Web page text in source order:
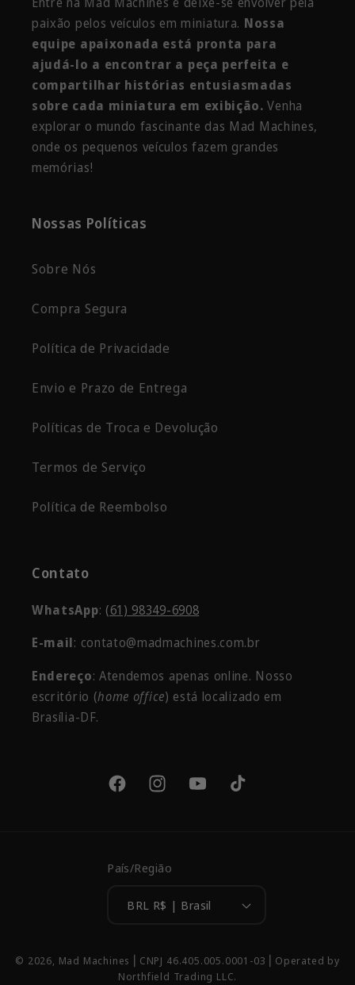
paixão pelos veículos em miniatura. Nossa
equipe apaixonada está pronta para
ajudá-lo a encontrar a peça perfeita e
compartilhar histórias entusiasmadas
sobre cada miniatura em exibição. Venha
explorar o mundo fascinante das Mad Machines,
onde os pequenos veículos fazem grandes
memórias!
Nossas Políticas
Sobre Nós
Compra Segura
Política de Privacidade
Envio e Prazo de Entrega
Políticas de Troca e Devolução
Termos de Serviço
Política de Reembolso
Contato
WhatsApp: (61) 98349-6908
E-mail: contato@madmachines.com.br
Endereço: Atendemos apenas online. Nosso
escritório (home office) está localizado em
Brasília-DF.
FacebookInstagramYouTubeTikTok
País/Região
BRL R$ | Brasil
de
© 2026, Mad Machines
⎢CNPJ 46.405.005.0001-03 ⎢Operated by
Northfield Trading LLC.